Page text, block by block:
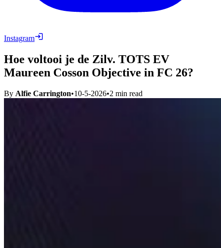
Instagram
Hoe voltooi je de Zilv. TOTS EV
Maureen Cosson Objective in FC 26?
By Alfie Carrington•10-5-2026•2 min read